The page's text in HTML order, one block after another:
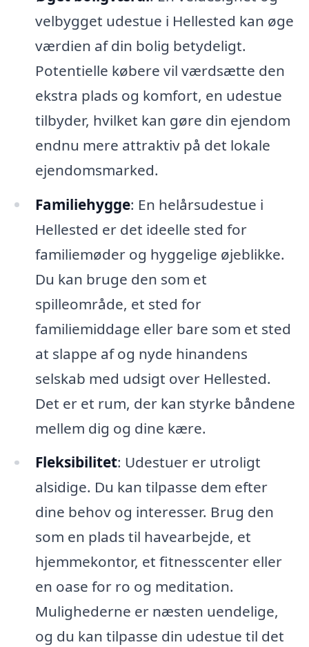
velbygget udestue i Hellested kan øge
værdien af din bolig betydeligt.
Potentielle købere vil værdsætte den
ekstra plads og komfort, en udestue
tilbyder, hvilket kan gøre din ejendom
endnu mere attraktiv på det lokale
ejendomsmarked.
Familiehygge: En helårsudestue i
Hellested er det ideelle sted for
familiemøder og hyggelige øjeblikke.
Du kan bruge den som et
spilleområde, et sted for
familiemiddage eller bare som et sted
at slappe af og nyde hinandens
selskab med udsigt over Hellested.
Det er et rum, der kan styrke båndene
mellem dig og dine kære.
Fleksibilitet: Udestuer er utroligt
alsidige. Du kan tilpasse dem efter
dine behov og interesser. Brug den
som en plads til havearbejde, et
hjemmekontor, et fitnesscenter eller
en oase for ro og meditation.
Mulighederne er næsten uendelige,
og du kan tilpasse din udestue til det